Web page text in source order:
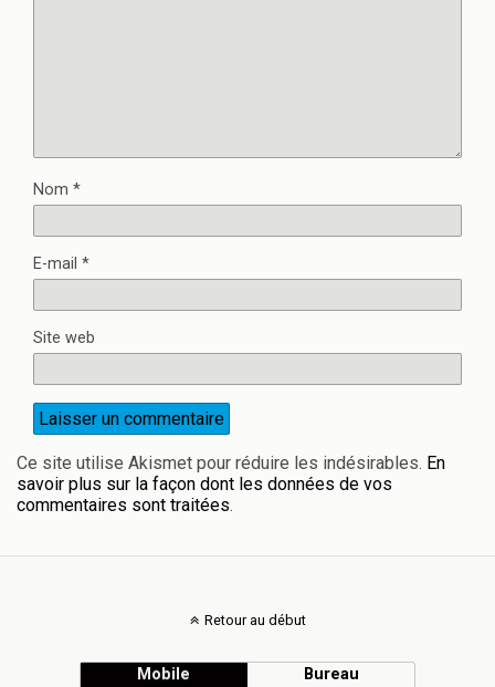
Nom *
E-mail *
Site web
Ce site utilise Akismet pour réduire les indésirables. En
savoir plus sur la façon dont les données de vos
commentaires sont traitées.
Retour au début
Mobile Bureau